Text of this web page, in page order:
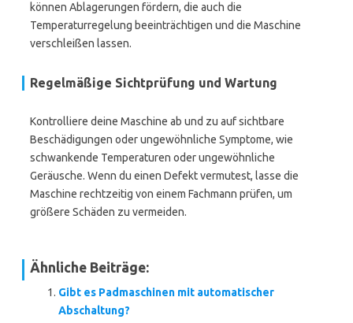
können Ablagerungen fördern, die auch die
Temperaturregelung beeinträchtigen und die Maschine
verschleißen lassen.
Regelmäßige Sichtprüfung und Wartung
Kontrolliere deine Maschine ab und zu auf sichtbare
Beschädigungen oder ungewöhnliche Symptome, wie
schwankende Temperaturen oder ungewöhnliche
Geräusche. Wenn du einen Defekt vermutest, lasse die
Maschine rechtzeitig von einem Fachmann prüfen, um
größere Schäden zu vermeiden.
Ähnliche Beiträge:
Gibt es Padmaschinen mit automatischer
Abschaltung?